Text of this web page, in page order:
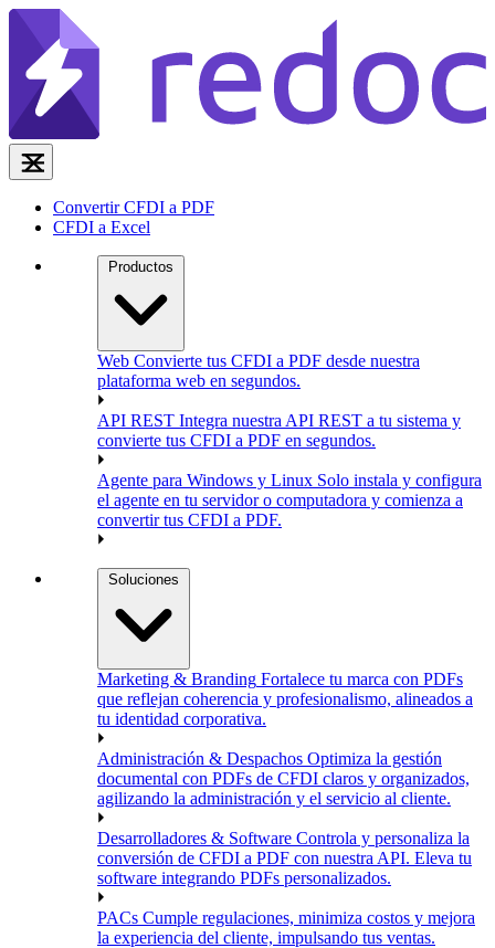
Convertir CFDI a PDF
CFDI a Excel
Productos
Web Convierte tus CFDI a PDF desde nuestra
plataforma web en segundos.
API REST Integra nuestra API REST a tu sistema y
convierte tus CFDI a PDF en segundos.
Agente para Windows y Linux Solo instala y configura
el agente en tu servidor o computadora y comienza a
convertir tus CFDI a PDF.
Soluciones
Marketing & Branding Fortalece tu marca con PDFs
que reflejan coherencia y profesionalismo, alineados a
tu identidad corporativa.
Administración & Despachos Optimiza la gestión
documental con PDFs de CFDI claros y organizados,
agilizando la administración y el servicio al cliente.
Desarrolladores & Software Controla y personaliza la
conversión de CFDI a PDF con nuestra API. Eleva tu
software integrando PDFs personalizados.
PACs Cumple regulaciones, minimiza costos y mejora
la experiencia del cliente, impulsando tus ventas.